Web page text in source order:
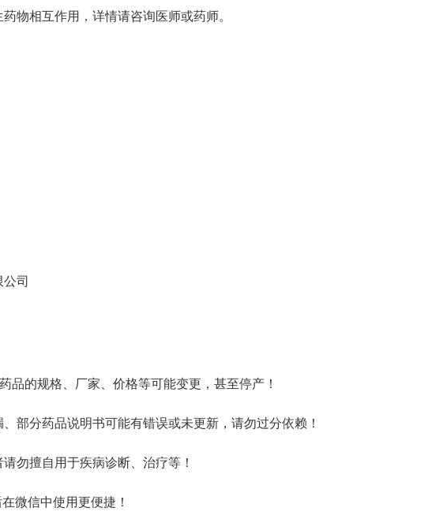
物相互作用，详情请咨询医师或药师。
司
品的规格、厂家、价格等可能变更，甚至停产！
部分药品说明书可能有错误或未更新，请勿过分依赖！
勿擅自用于疾病诊断、治疗等！
微信中使用更便捷！